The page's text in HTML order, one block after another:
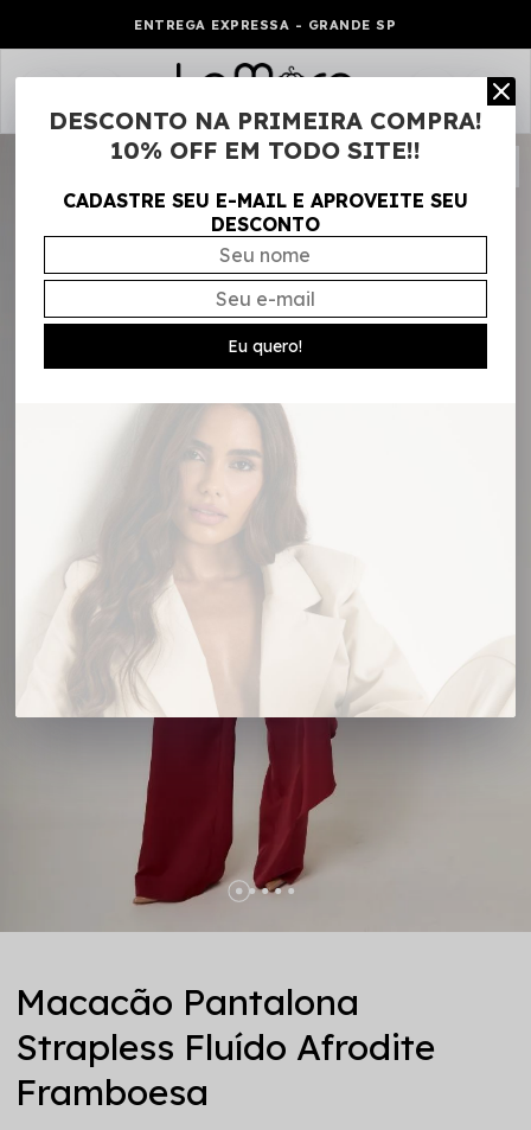
ENTREGA EXPRESSA - GRANDE SP
0
Macacão Pantalona
Strapless Fluído Afrodite
Framboesa
DESCONTO NA PRIMEIRA COMPRA!
10% OFF EM TODO SITE!!
CADASTRE SEU E-MAIL E APROVEITE SEU
DESCONTO
Eu quero!